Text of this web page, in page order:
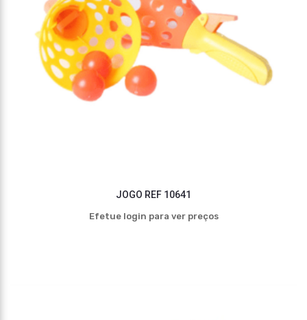
JOGO REF 10641
Efetue login para ver preços